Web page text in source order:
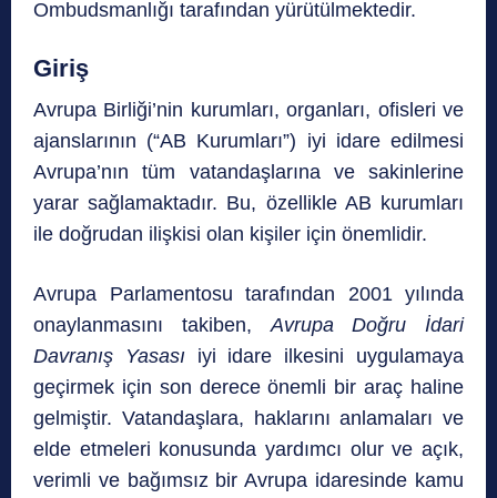
Ombudsmanlığı tarafından yürütülmektedir.
Giriş
Avrupa Birliği’nin kurumları, organları, ofisleri ve
ajanslarının (“AB Kurumları”) iyi idare edilmesi
Avrupa’nın tüm vatandaşlarına ve sakinlerine
yarar sağlamaktadır. Bu, özellikle AB kurumları
ile doğrudan ilişkisi olan kişiler için önemlidir.
Avrupa Parlamentosu tarafından 2001 yılında
onaylanmasını takiben, Avrupa Doğru İdari
Davranış Yasası iyi idare ilkesini uygulamaya
geçirmek için son derece önemli bir araç haline
gelmiştir. Vatandaşlara, haklarını anlamaları ve
elde etmeleri konusunda yardımcı olur ve açık,
verimli ve bağımsız bir Avrupa idaresinde kamu